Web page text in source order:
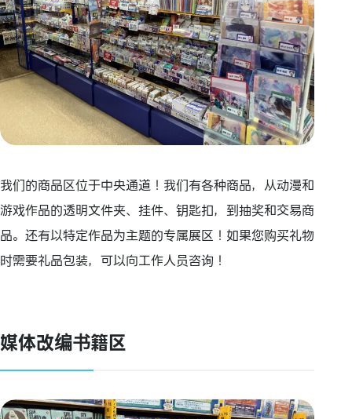
我们的商品区位于中央通道！我们有各种商品，从动漫和
游戏作品的透明文件夹、挂件、钥匙扣，到抽奖和交易商
品。还有以特定作品为主题的专属展区！如果您购买礼物
时需要礼品包装，可以向工作人员咨询！
媒体改编书籍区